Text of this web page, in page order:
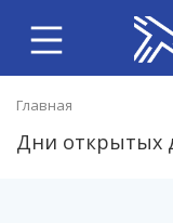
Главная
Дни открытых